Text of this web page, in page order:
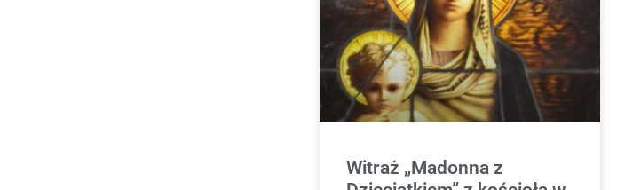
Witraż „Madonna z